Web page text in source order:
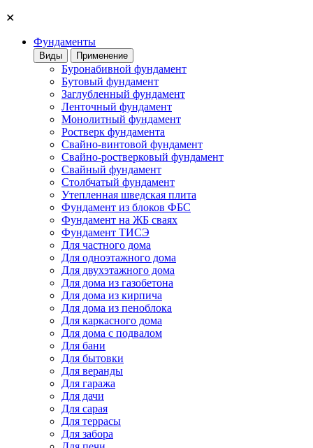
✕
Фундаменты
Виды Применение
Буронабивной фундамент
Бутовый фундамент
Заглубленный фундамент
Ленточный фундамент
Монолитный фундамент
Ростверк фундамента
Свайно-винтовой фундамент
Свайно-ростверковый фундамент
Свайный фундамент
Столбчатый фундамент
Утепленная шведская плита
Фундамент из блоков ФБС
Фундамент на ЖБ сваях
Фундамент ТИСЭ
Для частного дома
Для одноэтажного дома
Для двухэтажного дома
Для дома из газобетона
Для дома из кирпича
Для дома из пеноблока
Для каркасного дома
Для дома с подвалом
Для бани
Для бытовки
Для веранды
Для гаража
Для дачи
Для сарая
Для террасы
Для забора